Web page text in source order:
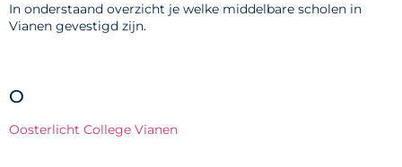
In onderstaand overzicht je welke middelbare scholen in
Vianen gevestigd zijn.
O
Oosterlicht College Vianen